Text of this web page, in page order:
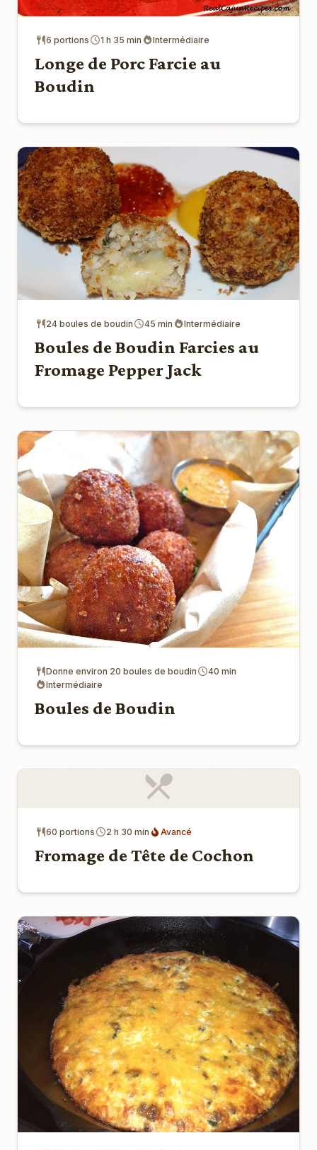
6 portions 1 h 35 min Intermédiaire
Longe de Porc Farcie au
Boudin
24 boules de boudin 45 min Intermédiaire
Boules de Boudin Farcies au
Fromage Pepper Jack
Donne environ 20 boules de boudin
40 min
Intermédiaire
Boules de Boudin
60 portions 2 h 30 min Avancé
Fromage de Tête de Cochon